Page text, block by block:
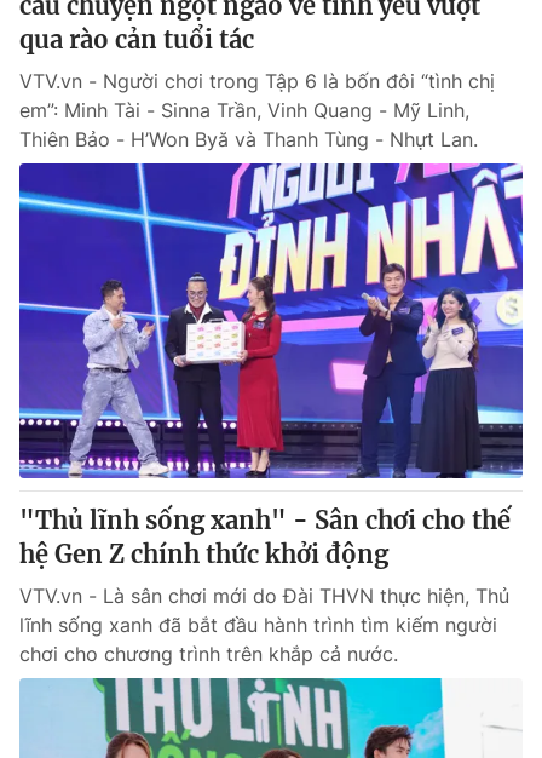
Phim VTV
Hậu trường
Nhân vật
Khán giả
Giải sao mai
Giải trí
Điện ảnh
Âm nhạc
Sao
Đời sống
Du lịch
Làm đẹp
Chất lượng cuộc sống
Giáo dục
Học trực tuyến
Hitech Công nghệ tương lai
Sản phẩm
Thị trường
Tư vấn
Giao lưu trực tuyến
Lịch phát sóng
Chuyên mục khác
Emagazine Podcast
Photo Infographic
Video Shorts video
VTV Money VTV Thể thao
qua rào cản tuổi tác
VTV.vn - Người chơi trong Tập 6 là bốn đôi “tình chị
em”: Minh Tài - Sinna Trần, Vinh Quang - Mỹ Linh,
Thiên Bảo - H’Won Byă và Thanh Tùng - Nhựt Lan.
"Thủ lĩnh sống xanh" - Sân chơi cho thế
hệ Gen Z chính thức khởi động
VTV.vn - Là sân chơi mới do Đài THVN thực hiện, Thủ
lĩnh sống xanh đã bắt đầu hành trình tìm kiếm người
chơi cho chương trình trên khắp cả nước.